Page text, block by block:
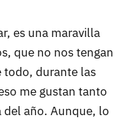
es una maravilla
que no nos tengan
todo, durante las
me gustan tanto
del año. Aunque, lo